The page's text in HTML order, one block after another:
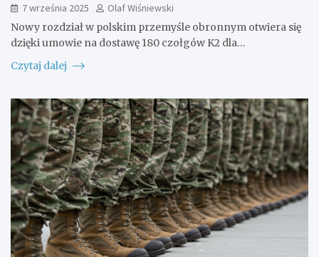
7 września 2025
Olaf Wiśniewski
Nowy rozdział w polskim przemyśle obronnym otwiera się
dzięki umowie na dostawę 180 czołgów K2 dla…
Czytaj dalej